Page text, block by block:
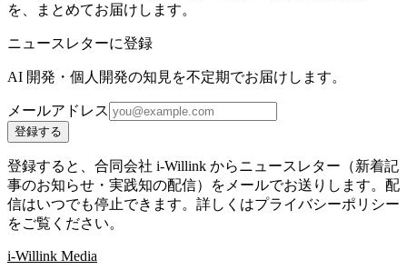
を、まとめてお届けします。
ニュースレターに登録
AI 開発・個人開発の知見を不定期でお届けします。
メールアドレス
登録する
登録すると、合同会社 i-Willink からニュースレター（新着記
事のお知らせ・実践知の配信）をメールでお送りします。配
信はいつでも停止できます。詳しくはプライバシーポリシー
をご覧ください。
i-Willink Media